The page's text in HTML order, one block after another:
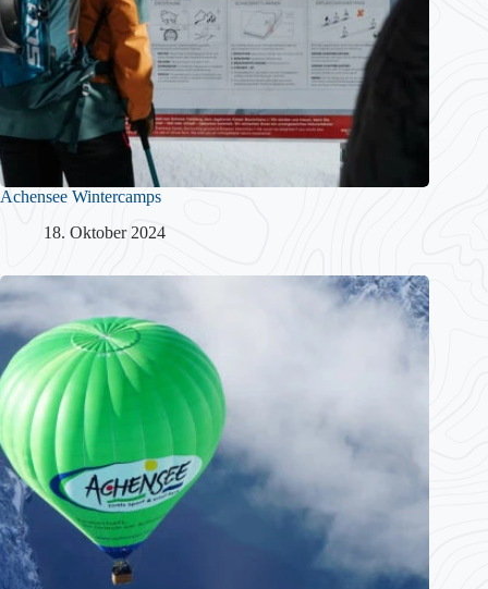
Achensee Wintercamps
18. Oktober 2024